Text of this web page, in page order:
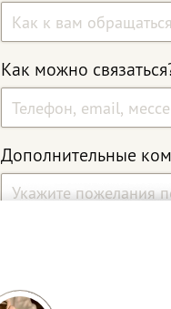
Как можно
Дополнительные